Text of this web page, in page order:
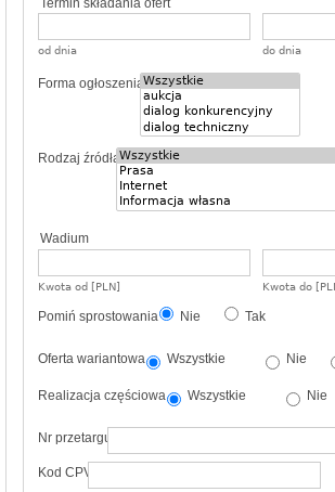
Termin składania ofert
od dnia do dnia
Forma ogłoszenia
Rodzaj źródła
Wadium
Kwota od [PLN] Kwota do
Pomiń sprostowania Nie Tak
Oferta wariantowa Wszystkie Nie
Realizacja częściowa Wszystkie Nie
Nr przetargu
Kod CPV